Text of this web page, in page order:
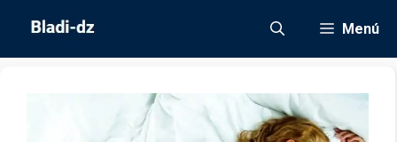
contenido
Menú